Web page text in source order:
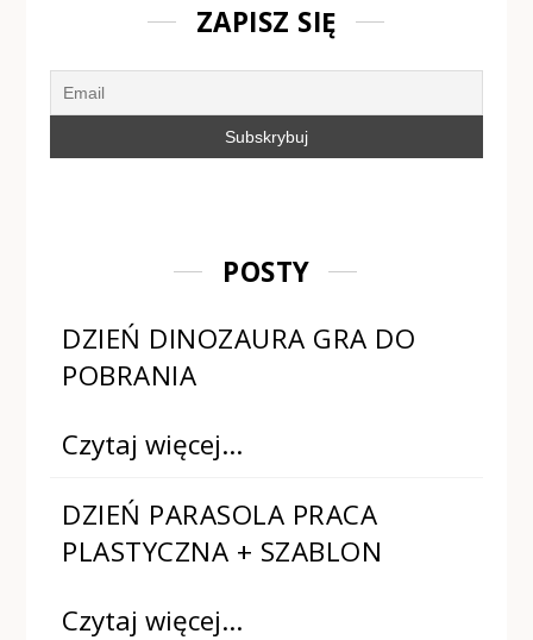
ZAPISZ SIĘ
POSTY
DZIEŃ DINOZAURA GRA DO
POBRANIA
Czytaj więcej…
DZIEŃ PARASOLA PRACA
PLASTYCZNA + SZABLON
Czytaj więcej…